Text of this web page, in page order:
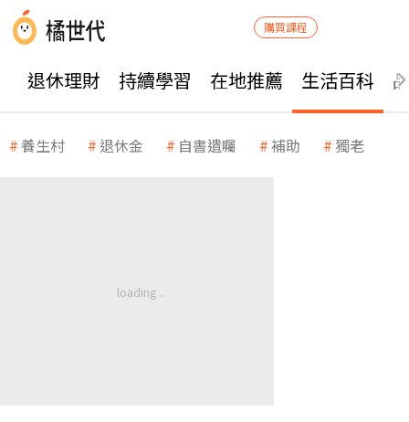
購買課程
退休理財 持續學習 在地推薦 生活百科
養生村 退休金 自書遺囑 補助 獨老